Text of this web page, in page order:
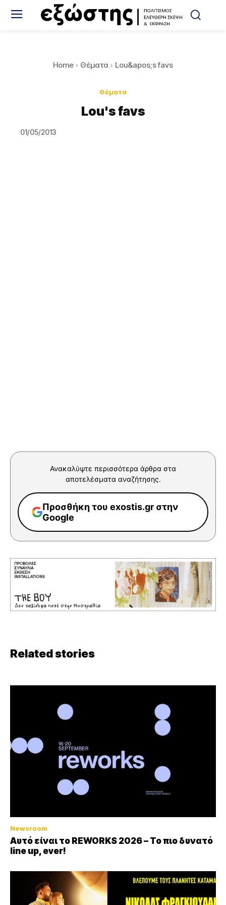
Home Θέματα Lou&apos;s favs
Θέματα
Lou's favs
01/05/2013
Ανακαλύψτε περισσότερα άρθρα στα
αποτελέσματα αναζήτησης.
Προσθήκη του exostis.gr στην
Google
Related stories
Newsroom
Αυτό είναι το REWORKS 2026 – Το πιο δυνατό
line up, ever!